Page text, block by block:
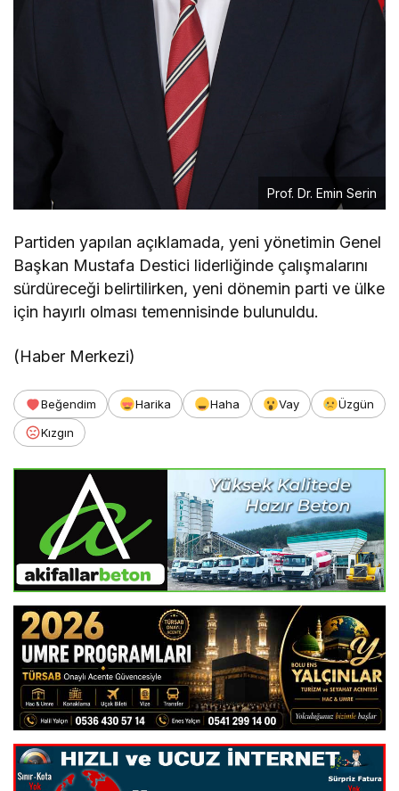
Prof. Dr. Emin Serin
Partiden yapılan açıklamada, yeni yönetimin Genel
Başkan Mustafa Destici liderliğinde çalışmalarını
sürdüreceği belirtilirken, yeni dönemin parti ve ülke
için hayırlı olması temennisinde bulunuldu.
(Haber Merkezi)
Beğendim Harika Haha Vay
Üzgün
Kızgın